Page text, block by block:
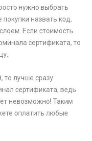
нужно выбрать
покупки назвать код,
Если стоимость
сертификата, то
то лучше сразу
сертификата, ведь
невозможно! Таким
оплатить любые